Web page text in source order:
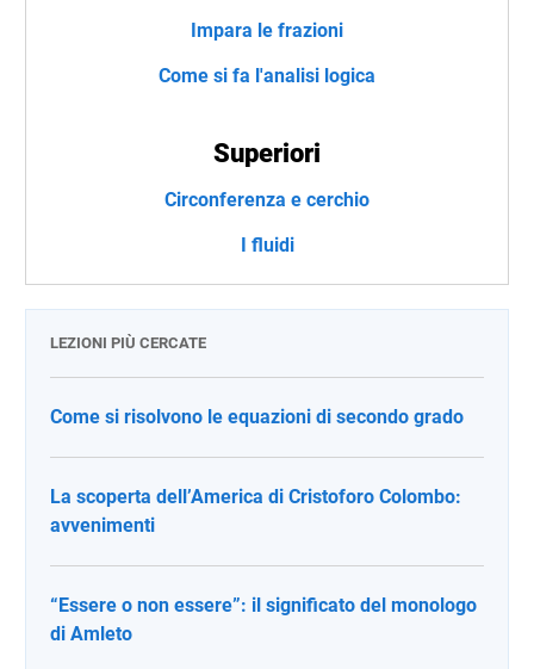
Impara le frazioni
Come si fa l'analisi logica
Superiori
Circonferenza e cerchio
I fluidi
LEZIONI PIÙ CERCATE
Come si risolvono le equazioni di secondo grado
La scoperta dell’America di Cristoforo Colombo:
avvenimenti
“Essere o non essere”: il significato del monologo
di Amleto